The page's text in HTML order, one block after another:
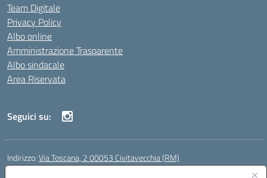
Team Digitale
Privacy Policy
Albo online
Amministrazione Trasparente
Albo sindacale
Area Riservata
Seguici su:
Indirizzo:Via Toscana, 2 00053 Civitavecchia (RM)
Centralino: